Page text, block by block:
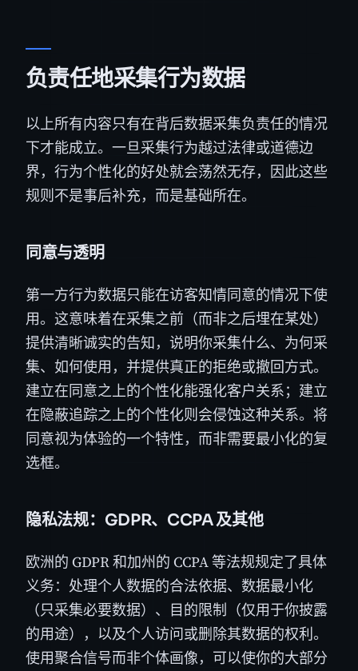
负责任地采集行为数据
以上所有内容只有在背后数据采集负责任的情况
下才能成立。一旦采集行为越过法律或道德边
界，行为个性化的好处就会荡然无存，因此这些
规则不是事后补充，而是基础所在。
同意与透明
第一方行为数据只能在访客知情同意的情况下使
用。这意味着在采集之前（而非之后埋在某处）
提供清晰诚实的告知，说明你采集什么、为何采
集、如何使用，并提供真正的拒绝或撤回方式。
建立在同意之上的个性化能强化客户关系；建立
在隐蔽追踪之上的个性化则会侵蚀这种关系。将
同意视为体验的一个特性，而非需要最小化的复
选框。
隐私法规：GDPR、CCPA 及其他
欧洲的 GDPR 和加州的 CCPA 等法规规定了具体
义务：处理个人数据的合法依据、数据最小化
（只采集必要数据）、目的限制（仅用于你披露
的用途），以及个人访问或删除其数据的权利。
使用聚合信号而非个体画像，可以使你的大部分